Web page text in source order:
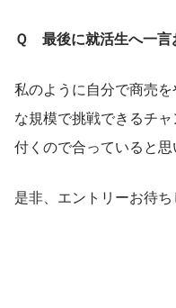
Ｑ　最後に就活生へ一言
私のように自分で商売
な規模で挑戦できるチ
付くので合っていると思
是非、エントリーお待ち